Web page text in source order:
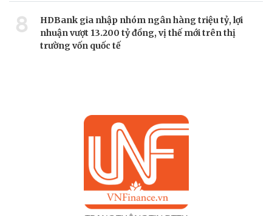
8
HDBank gia nhập nhóm ngân hàng triệu tỷ, lợi
nhuận vượt 13.200 tỷ đồng, vị thế mới trên thị
trường vốn quốc tế